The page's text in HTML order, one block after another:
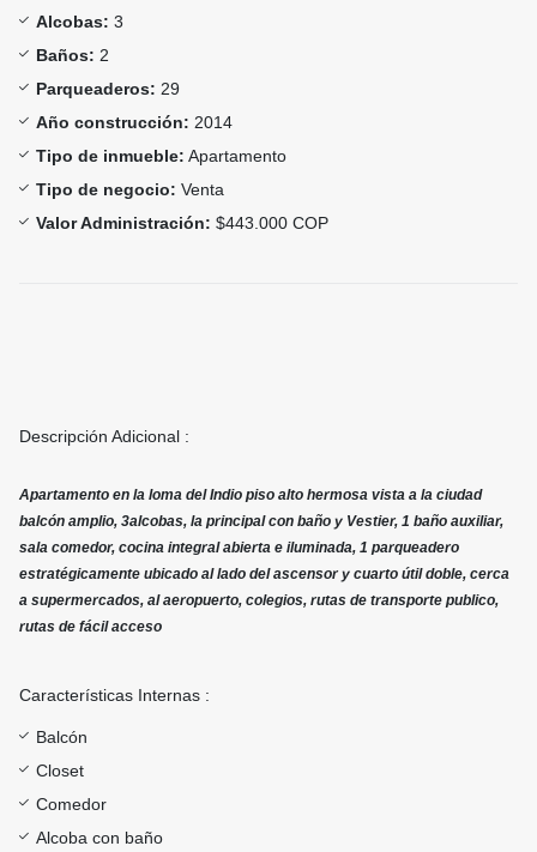
Alcobas: 3
Baños: 2
Parqueaderos: 29
Año construcción: 2014
Tipo de inmueble: Apartamento
Tipo de negocio: Venta
Valor Administración: $443.000 COP
Descripción Adicional :
Apartamento en la loma del Indio piso alto hermosa vista a la ciudad
balcón amplio, 3alcobas, la principal con baño y Vestier, 1 baño auxiliar,
sala comedor, cocina integral abierta e iluminada, 1 parqueadero
estratégicamente ubicado al lado del ascensor y cuarto útil doble, cerca
a supermercados, al aeropuerto, colegios, rutas de transporte publico,
rutas de fácil acceso
Características Internas :
Balcón
Closet
Comedor
Alcoba con baño